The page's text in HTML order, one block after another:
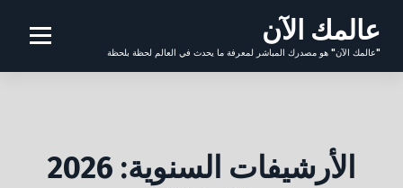
ج
عالمك الآن
"عالمك الآن" هو مصدرك المباشر لمعرفة ما يحدث في العالم لحظة بلحظة
الأرشيفات السنوية: 2026